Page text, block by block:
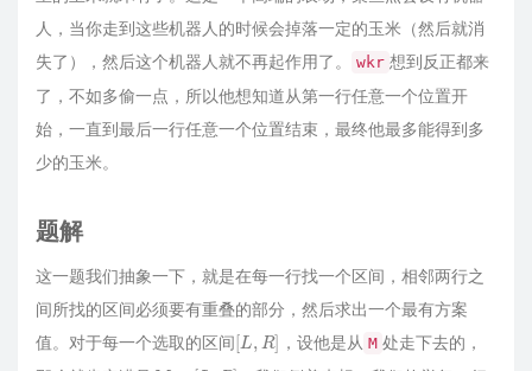
人，当你走到这些机器人的时候会掉落一定的玉米（然后就消
失了），然后这个机器人就不再起作用了。
wkr 想到反正都来
了，不如多偷一点，所以他想知道从第一行任意一个位置开
始，一直到最后一行任意一个位置结束，最终他最多能得到多
少的玉米。
题解
这一题我们抽象一下，就是在每一行找一个区间，相邻两行之
间所找的区间必须要有重叠的部分，然后求出一个最有方案
值。对于每一个选取的区间[L ] ，设他是从 M 处走下去的，
M ∈ R]